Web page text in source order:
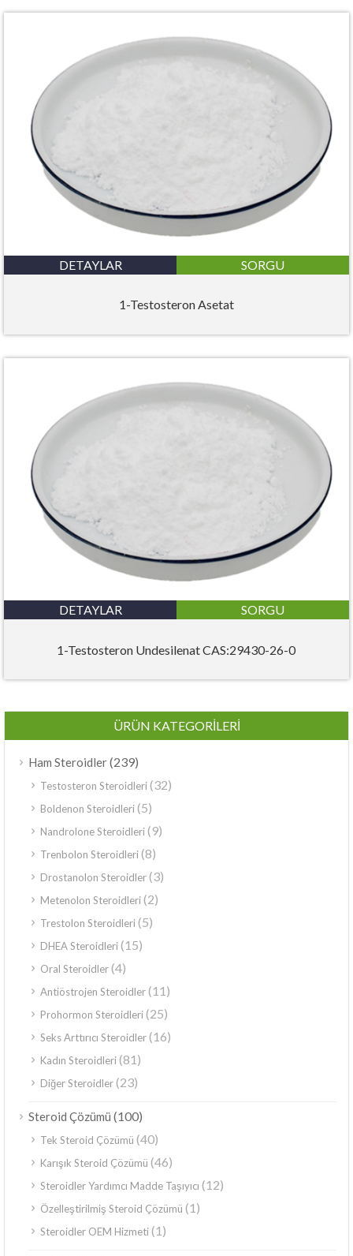
DETAYLAR SORGU
1-Testosteron Asetat
DETAYLAR SORGU
1-Testosteron Undesilenat CAS:29430-26-0
ÜRÜN KATEGORILERI
Ham Steroidler(239)
Testosteron Steroidleri(32)
Boldenon Steroidleri(5)
Nandrolone Steroidleri(9)
Trenbolon Steroidleri(8)
Drostanolon Steroidler(3)
Metenolon Steroidleri(2)
Trestolon Steroidleri(5)
DHEA Steroidleri(15)
Oral Steroidler(4)
Antiöstrojen Steroidler(11)
Prohormon Steroidleri(25)
Seks Arttırıcı Steroidler(16)
Kadın Steroidleri(81)
Diğer Steroidler(23)
Steroid Çözümü (100)
Tek Steroid Çözümü (40)
Karışık Steroid Çözümü (46)
Steroidler Yardımcı Madde Taşıyıcı (12)
Özelleştirilmiş Steroid Çözümü (1)
Steroidler OEM Hizmeti(1)